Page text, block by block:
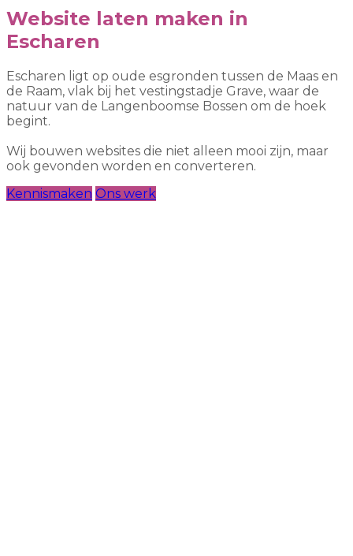
Website laten maken in
Escharen
Escharen ligt op oude esgronden tussen de Maas en
de Raam, vlak bij het vestingstadje Grave, waar de
natuur van de Langenboomse Bossen om de hoek
begint.
Wij bouwen websites die niet alleen mooi zijn, maar
ook gevonden worden en converteren.
Kennismaken Ons werk